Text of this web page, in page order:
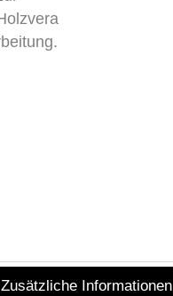
Zusätzliche Informationen